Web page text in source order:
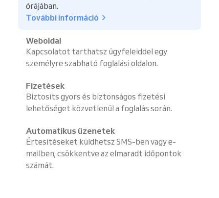
órájában.
További információ
Weboldal
Kapcsolatot tarthatsz ügyfeleiddel egy
személyre szabható foglalási oldalon.
Fizetések
Biztosíts gyors és biztonságos fizetési
lehetőséget közvetlenül a foglalás során.
Automatikus üzenetek
Értesítéseket küldhetsz SMS-ben vagy e-
mailben, csökkentve az elmaradt időpontok
számát.